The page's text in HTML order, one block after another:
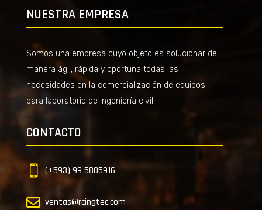
NUESTRA EMPRESA
Somos una empresa cuyo objeto es solucionar de
manera ágil, rápida y oportuna todas las
necesidades en la comercialización de equipos
para laboratorio de ingeniería civil.
CONTACTO
 (+593) 99 5805916
 ventas@rcingtec.com